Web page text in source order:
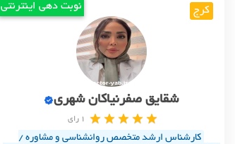
کرج نوبت دهی اینترنتی
شقایق صفرنیاکان شهری
1 رای
کارشناس ارشد متخصص روانشناسی و مشاوره /